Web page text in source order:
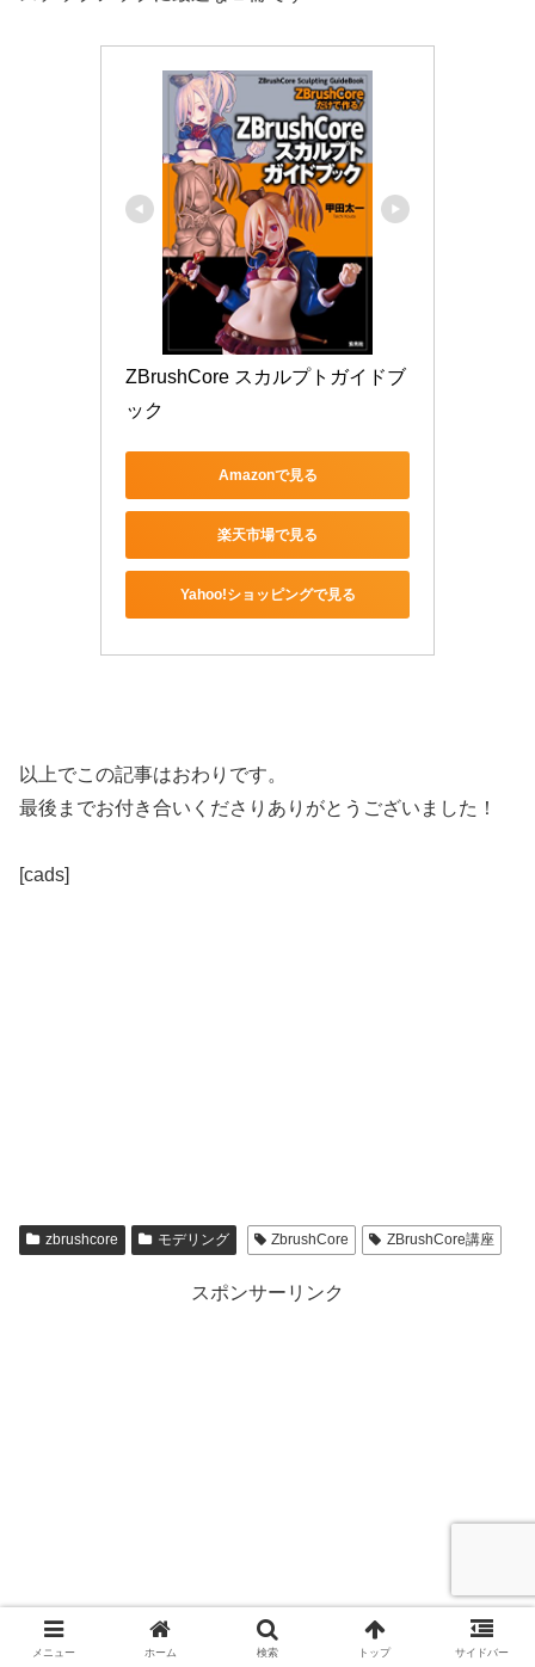
ZBrushCore スカルプトガイドブ
ック
Amazonで見る
楽天市場で見る
Yahoo!ショッピングで見る
以上でこの記事はおわりです。
最後までお付き合いくださりありがとうございました！
[cads]
zbrushcore モデリング ZbrushCore ZBrushCore講座
スポンサーリンク
メニュー ホーム 検索 トップ サイドバー